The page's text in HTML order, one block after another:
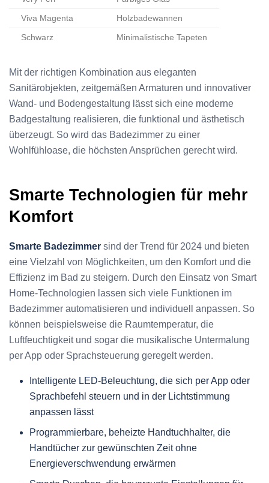
Viva Magenta Holzbadewannen
Schwarz Minimalistische Tapeten
Mit der richtigen Kombination aus eleganten
Sanitärobjekten, zeitgemäßen Armaturen und innovativer
Wand- und Bodengestaltung lässt sich eine moderne
Badgestaltung realisieren, die funktional und ästhetisch
überzeugt. So wird das Badezimmer zu einer
Wohlfühloase, die höchsten Ansprüchen gerecht wird.
Smarte Technologien für mehr
Komfort
Smarte Badezimmer sind der Trend für 2024 und bieten
eine Vielzahl von Möglichkeiten, um den Komfort und die
Effizienz im Bad zu steigern. Durch den Einsatz von Smart
Home-Technologien lassen sich viele Funktionen im
Badezimmer automatisieren und individuell anpassen. So
können beispielsweise die Raumtemperatur, die
Luftfeuchtigkeit und sogar die musikalische Untermalung
per App oder Sprachsteuerung geregelt werden.
Intelligente LED-Beleuchtung, die sich per App oder
Sprachbefehl steuern und in der Lichtstimmung
anpassen lässt
Programmierbare, beheizte Handtuchhalter, die
Handtücher zur gewünschten Zeit ohne
Energieverschwendung erwärmen